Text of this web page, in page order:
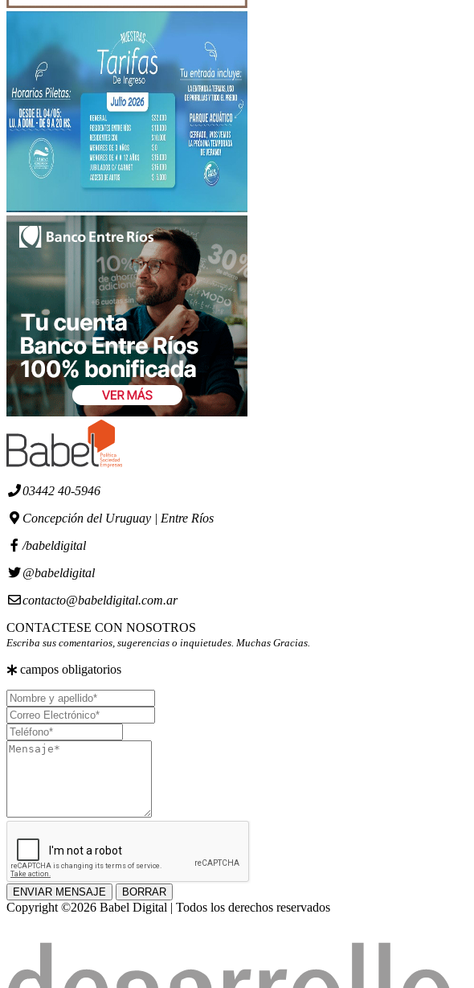
03442 40-5946
Concepción del Uruguay | Entre Ríos
/babeldigital
@babeldigital
contacto@babeldigital.com.ar
CONTACTESE CON NOSOTROS
Escriba sus comentarios, sugerencias o inquietudes. Muchas Gracias.
campos obligatorios
Nombre
y
apellido
Correo
Electrónico
Teléfono
Mensaje
ENVIAR MENSAJE BORRAR
Copyright ©2026 Babel Digital | Todos los derechos reservados